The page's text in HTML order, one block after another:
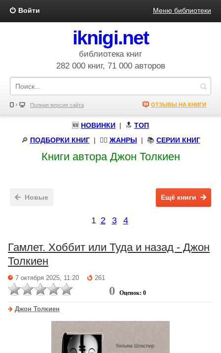
Войти Меню библиотеки
iknigi.net
библиотека книг
282 000 книг, 71 000 авторов
Полная версия сайта ОТЗЫВЫ НА КНИГИ
🆕 НОВИНКИ | 🔝 ТОП
🔎 ПОДБОРКИ КНИГ| 🧝‍♀️ ЖАНРЫ | 📚 СЕРИИ КНИГ
Книги автора Джон Толкиен
Новые Ещё книги
1 2 3 4
Гамлет. Хоббит или Туда и назад - Джон
Толкиен
7 октября 2025, 11:20 261
0 Оценок: 0
Джон Толкиен